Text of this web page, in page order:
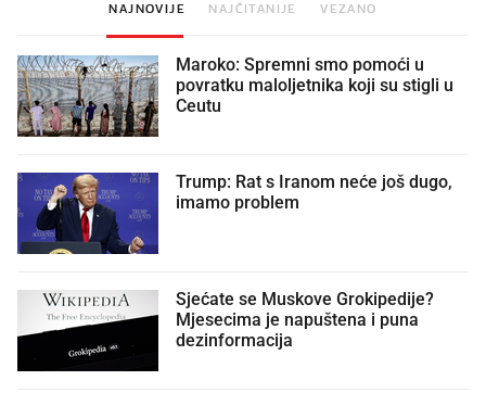
NAJNOVIJE NAJČITANIJE VEZANO
Maroko: Spremni smo pomoći u
povratku maloljetnika koji su stigli u
Ceutu
Trump: Rat s Iranom neće još dugo,
imamo problem
Sjećate se Muskove Grokipedije?
Mjesecima je napuštena i puna
dezinformacija